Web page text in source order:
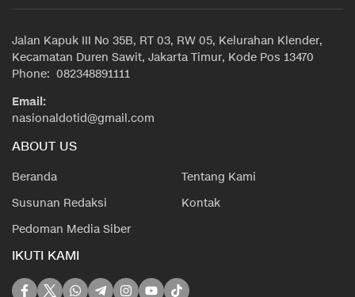
Jalan Kapuk III No 35B, RT 03, RW 05, Kelurahan Klender,
Kecamatan Duren Sawit, Jakarta Timur, Kode Pos 13470
Phone: 082348891111
Email:
nasionaldotid@gmail.com
ABOUT US
Beranda
Tentang Kami
Susunan Redaksi
Kontak
Pedoman Media Siber
IKUTI KAMI